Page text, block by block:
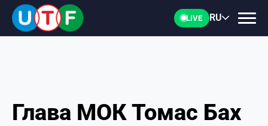
LIVE RU
ГЛАВНАЯ
Глава МОК Томас Бах